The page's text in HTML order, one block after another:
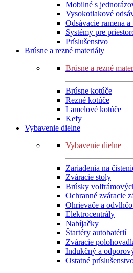
Mobilné s
Vysokotlakové
Odsávacie ramena
Systémy pre
Príslušenstvo
Brúsne a rezné materiály
Brúsne a rezné
Brúsne kotúče
Rezné kotúče
Lamelové kotúče
Kefy
Vybavenie dielne
Vybavenie dielne
Zariadenia na
Zváracie stoly
Brúsky
Ochranné zváracie
Ohrievače a
Elektrocentrály
Nabíjačky
Štartéry autobatérií
Zváracie
Indukčný a
Ostatné